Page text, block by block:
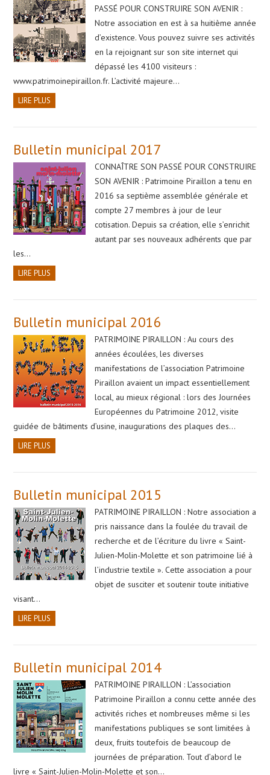
PASSÉ POUR CONSTRUIRE SON AVENIR :
Notre association en est à sa huitième année
d’existence. Vous pouvez suivre ses activités
en la rejoignant sur son site internet qui
dépassé les 4100 visiteurs :
www.patrimoinepiraillon.fr. L’activité majeure…
LIRE PLUS
Bulletin municipal 2017
CONNAÎTRE SON PASSÉ POUR CONSTRUIRE
SON AVENIR : Patrimoine Piraillon a tenu en
2016 sa septième assemblée générale et
compte 27 membres à jour de leur
cotisation. Depuis sa création, elle s’enrichit
autant par ses nouveaux adhérents que par
les…
LIRE PLUS
Bulletin municipal 2016
PATRIMOINE PIRAILLON : Au cours des
années écoulées, les diverses
manifestations de l’association Patrimoine
Piraillon avaient un impact essentiellement
local, au mieux régional : lors des Journées
Européennes du Patrimoine 2012, visite
guidée de bâtiments d’usine, inaugurations des plaques des…
LIRE PLUS
Bulletin municipal 2015
PATRIMOINE PIRAILLON : Notre association a
pris naissance dans la foulée du travail de
recherche et de l’écriture du livre « Saint-
Julien-Molin-Molette et son patrimoine lié à
l’industrie textile ». Cette association a pour
objet de susciter et soutenir toute initiative
visant…
LIRE PLUS
Bulletin municipal 2014
PATRIMOINE PIRAILLON : L’association
Patrimoine Piraillon a connu cette année des
activités riches et nombreuses même si les
manifestations publiques se sont limitées à
deux, fruits toutefois de beaucoup de
journées de préparation. Tout d’abord le
livre « Saint-Julien-Molin-Molette et son…